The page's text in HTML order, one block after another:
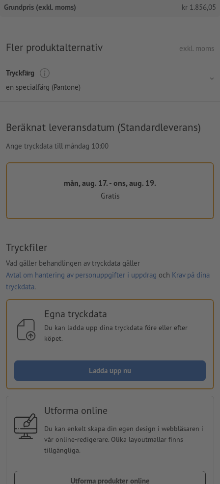
Grundpris (exkl. moms) kr 1.856,05
Fler produktalternativ exkl. moms
Tryckfärg
en specialfärg (Pantone)
Beräknat leveransdatum (Standardleverans)
Ange tryckdata till måndag 10:00
mån, aug. 17. - ons, aug. 19.
Gratis
Tryckfiler
Vad gäller behandlingen av tryckdata gäller
Avtal om hantering av personuppgifter i uppdrag och Krav på dina
tryckdata.
Egna tryckdata
Du kan ladda upp dina tryckdata före eller efter
köpet.
Ladda upp nu
Utforma online
Du kan enkelt skapa din egen design i webbläsaren i
vår online-redigerare. Olika layoutmallar finns
tillgängliga.
Utforma produkter online